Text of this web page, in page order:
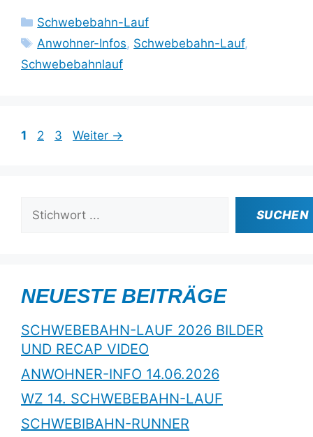
Kategorien
Schwebebahn-Lauf
Schlagwörter
Anwohner-Infos, Schwebebahn-Lauf,
Schwebebahnlauf
Seite
1 Seite
2 Seite
3 Weiter →
SUCHEN
NEUESTE BEITRÄGE
SCHWEBEBAHN-LAUF 2026 BILDER
UND RECAP VIDEO
ANWOHNER-INFO 14.06.2026
WZ 14. SCHWEBEBAHN-LAUF
SCHWEBIBAHN-RUNNER